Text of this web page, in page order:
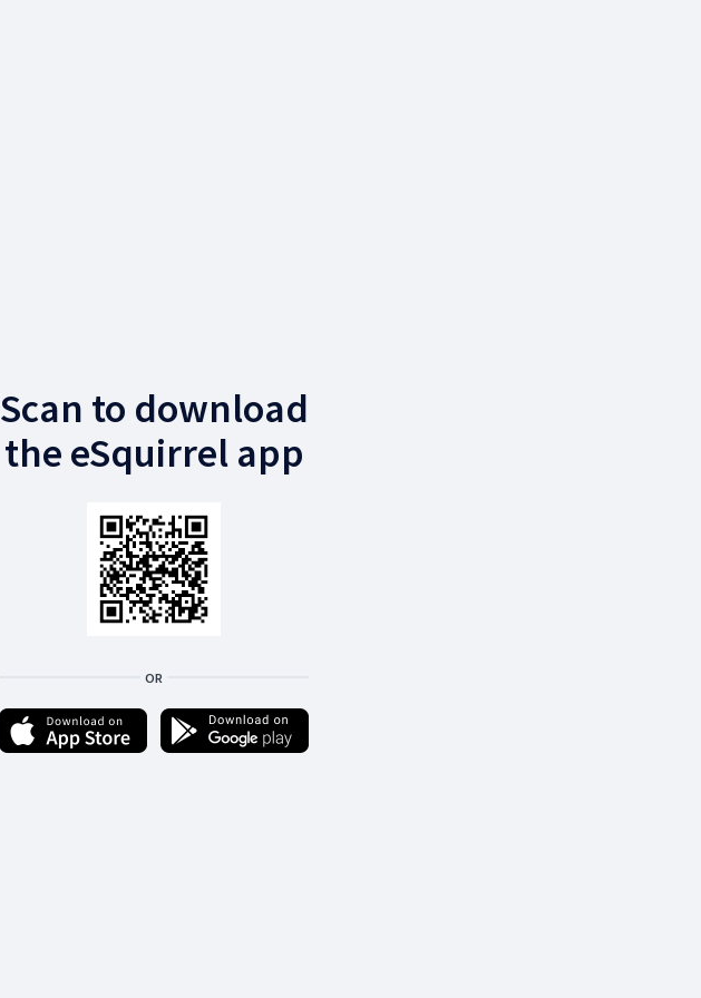
Scan to download
the eSquirrel app
OR